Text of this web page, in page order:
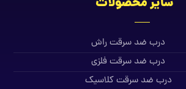
درب ضد سرقت راش
درب ضد سرقت فلزی
درب ضد سرقت کلاسیک